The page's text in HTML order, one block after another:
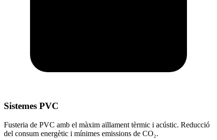
Sistemes PVC
Fusteria de PVC amb el màxim aïllament tèrmic i acústic. Reducció
del consum energètic i mínimes emissions de CO₂.